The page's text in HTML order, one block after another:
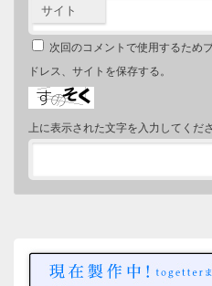
サイト
次回のコメントで使用するため
ドレス、サイトを保存する。
上に表示された文字を入力してくださ